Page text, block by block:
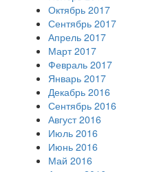
Октябрь 2017
Сентябрь 2017
Апрель 2017
Март 2017
Февраль 2017
Январь 2017
Декабрь 2016
Сентябрь 2016
Август 2016
Июль 2016
Июнь 2016
Май 2016